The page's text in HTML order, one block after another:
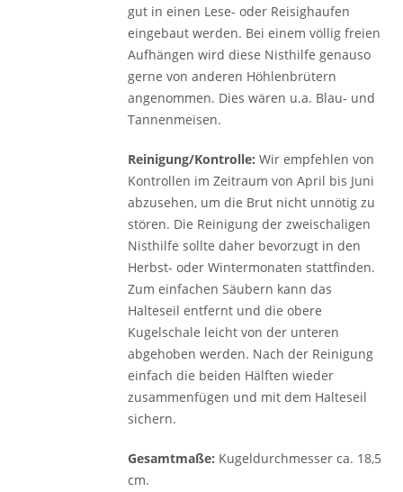
gut in einen Lese- oder Reisighaufen
eingebaut werden. Bei einem völlig freien
Aufhängen wird diese Nisthilfe genauso
gerne von anderen Höhlenbrütern
angenommen. Dies wären u.a. Blau- und
Tannenmeisen.
Reinigung/Kontrolle: Wir empfehlen von
Kontrollen im Zeitraum von April bis Juni
abzusehen, um die Brut nicht unnötig zu
stören. Die Reinigung der zweischaligen
Nisthilfe sollte daher bevorzugt in den
Herbst- oder Wintermonaten stattfinden.
Zum einfachen Säubern kann das
Halteseil entfernt und die obere
Kugelschale leicht von der unteren
abgehoben werden. Nach der Reinigung
einfach die beiden Hälften wieder
zusammenfügen und mit dem Halteseil
sichern.
Gesamtmaße: Kugeldurchmesser ca. 18,5
cm.